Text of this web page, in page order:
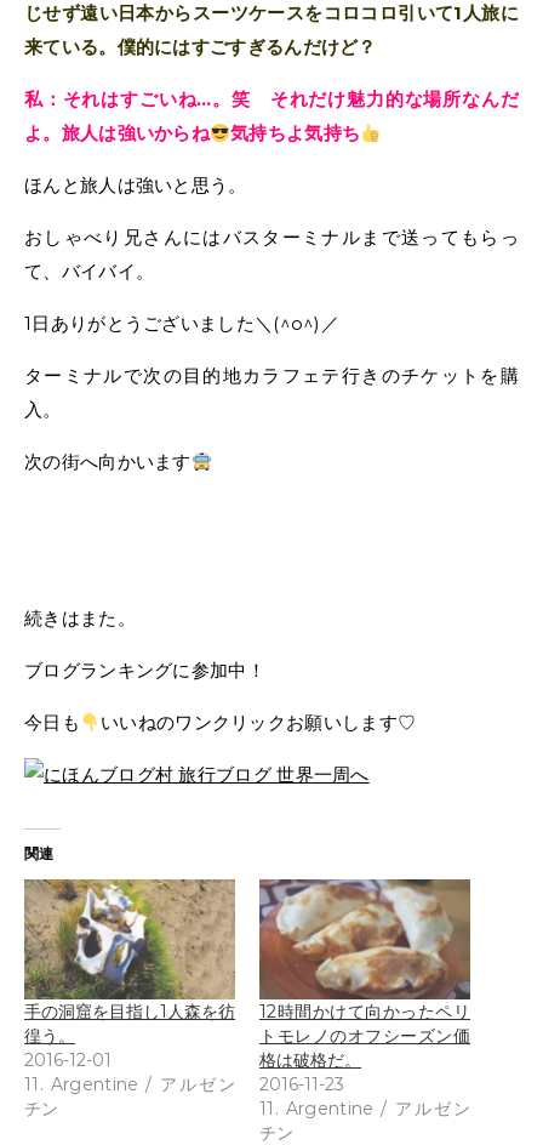
じせず遠い日本からスーツケースをコロコロ引いて1人旅に
来ている。僕的にはすごすぎるんだけど？
私：それはすごいね…。笑 それだけ魅力的な場所なんだ
よ。旅人は強いからね
気持ちよ気持ち
ほんと旅人は強いと思う。
おしゃべり兄さんにはバスターミナルまで送ってもらっ
て、バイバイ。
1日ありがとうございました＼(^o^)／
ターミナルで次の目的地カラフェテ行きのチケットを購
入。
次の街へ向かいます
続きはまた。
ブログランキングに参加中！
今日も いいねのワンクリックお願いします♡
関連
手の洞窟を目指し1人森を彷
徨う。
2016-12-01
11. Argentine / アルゼン
チン
12時間かけて向かったペリ
トモレノのオフシーズン価
格は破格だ。
2016-11-23
11. Argentine / アルゼン
チン